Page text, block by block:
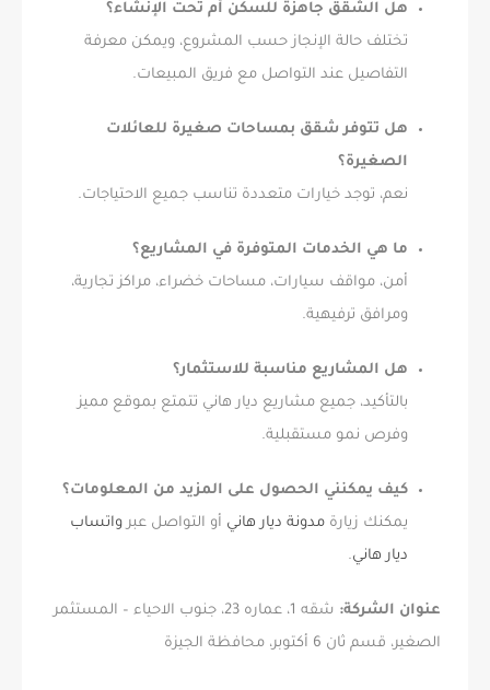
هل الشقق جاهزة للسكن أم تحت الإنشاء؟
تختلف حالة الإنجاز حسب المشروع، ويمكن معرفة
التفاصيل عند التواصل مع فريق المبيعات.
هل تتوفر شقق بمساحات صغيرة للعائلات
الصغيرة؟
نعم، توجد خيارات متعددة تناسب جميع الاحتياجات.
ما هي الخدمات المتوفرة في المشاريع؟
أمن، مواقف سيارات، مساحات خضراء، مراكز تجارية،
ومرافق ترفيهية.
هل المشاريع مناسبة للاستثمار؟
بالتأكيد، جميع مشاريع ديار هاني تتمتع بموقع مميز
وفرص نمو مستقبلية.
كيف يمكنني الحصول على المزيد من المعلومات؟
يمكنك زيارة مدونة ديار هاني أو التواصل عبر واتساب
ديار هاني.
عنوان الشركة:
شقه 1، عماره 23، جنوب الاحياء – المستثمر
الصغير، قسم ثان 6 أكتوبر، محافظة الجيزة